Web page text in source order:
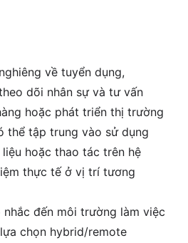
về tuyển dụng,
dõi nhân sự và tư vấn
hoặc phát triển thị trường
thể tập trung vào sử dụng
hoặc thao tác trên hệ
thực tế ở vị trí tương
đến môi trường làm việc
chọn hybrid/remote